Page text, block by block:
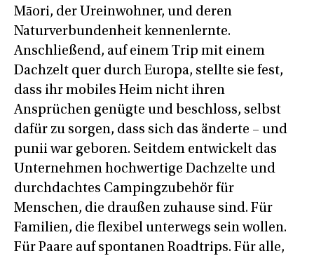
Māori, der Ureinwohner, und deren
Naturverbundenheit kennenlernte.
Anschließend, auf einem Trip mit einem
Dachzelt quer durch Europa, stellte sie fest,
dass ihr mobiles Heim nicht ihren
Ansprüchen genügte und beschloss, selbst
dafür zu sorgen, dass sich das änderte – und
punii war geboren. Seitdem entwickelt das
Unternehmen hochwertige Dachzelte und
durchdachtes Campingzubehör für
Menschen, die draußen zuhause sind. Für
Familien, die flexibel unterwegs sein wollen.
Für Paare auf spontanen Roadtrips. Für alle,